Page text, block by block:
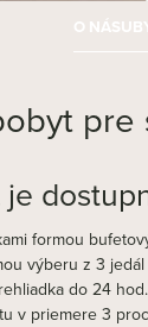
O NÁS
pre
formou
výberu z 3
do 24
v priemere 3